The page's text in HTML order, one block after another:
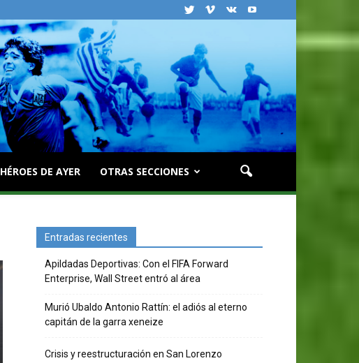
HÉROES DE AYER OTRAS SECCIONES
Entradas recientes
Apildadas Deportivas: Con el FIFA Forward
Enterprise, Wall Street entró al área
Murió Ubaldo Antonio Rattín: el adiós al eterno
capitán de la garra xeneize
Crisis y reestructuración en San Lorenzo